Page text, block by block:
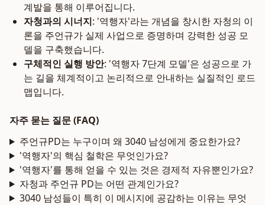
계발을 통해 이루어집니다.
자청과의 시너지: '역행자'라는 개념을 창시한 자청의 이
론을 주언규가 실제 사업으로 증명하며 강력한 성공 모
델을 구축했습니다.
구체적인 실행 방안: '역행자 7단계 모델'은 성공으로 가
는 길을 체계적이고 논리적으로 안내하는 실질적인 로드
맵입니다.
자주 묻는 질문 (FAQ)
주언규PD는 누구이며 왜 3040 남성에게 중요한가요?
'역행자'의 핵심 철학은 무엇인가요?
'역행자'를 통해 얻을 수 있는 것은 경제적 자유뿐인가요?
자청과 주언규 PD는 어떤 관계인가요?
3040 남성들이 특히 이 메시지에 공감하는 이유는 무엇